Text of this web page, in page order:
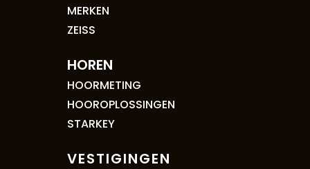
MERKEN
ZEISS
HOREN
HOORMETING
HOOROPLOSSINGEN
STARKEY
VESTIGINGEN